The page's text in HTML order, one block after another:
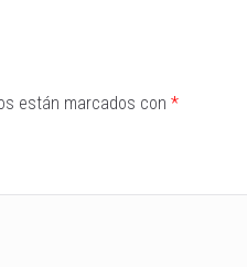
están marcados con *